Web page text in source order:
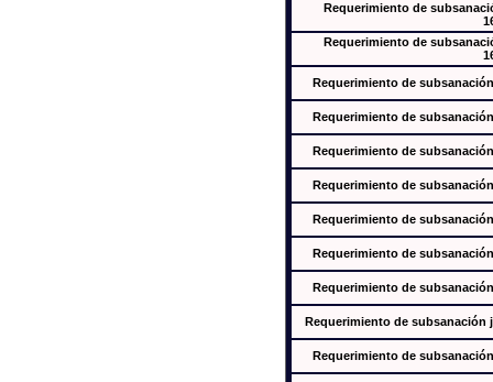
Requerimiento de
Requerimiento de
Requerimiento de
Requerimiento de
Requerimiento de
Requerimiento de
Requerimiento de
Requerimiento de
Requerimiento de
Requerimiento de subsanación
Requerimiento de